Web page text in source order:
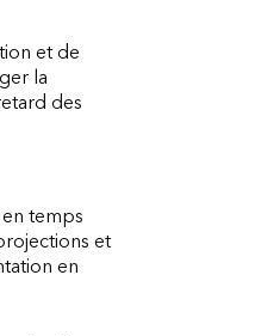
et de
la
des
temps
et
en